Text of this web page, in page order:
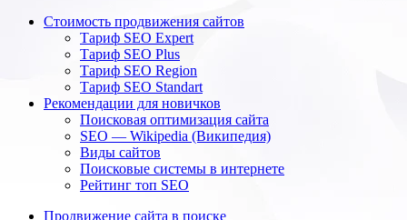
Стоимость продвижения сайтов
Тариф SEO Expert
Тариф SEO Plus
Тариф SEO Region
Тариф SEO Standart
Рекомендации для новичков
Поисковая оптимизация сайта
SEO — Wikipedia (Википедия)
Виды сайтов
Поисковые системы в интернете
Рейтинг топ SEO
Продвижение сайта в поиске